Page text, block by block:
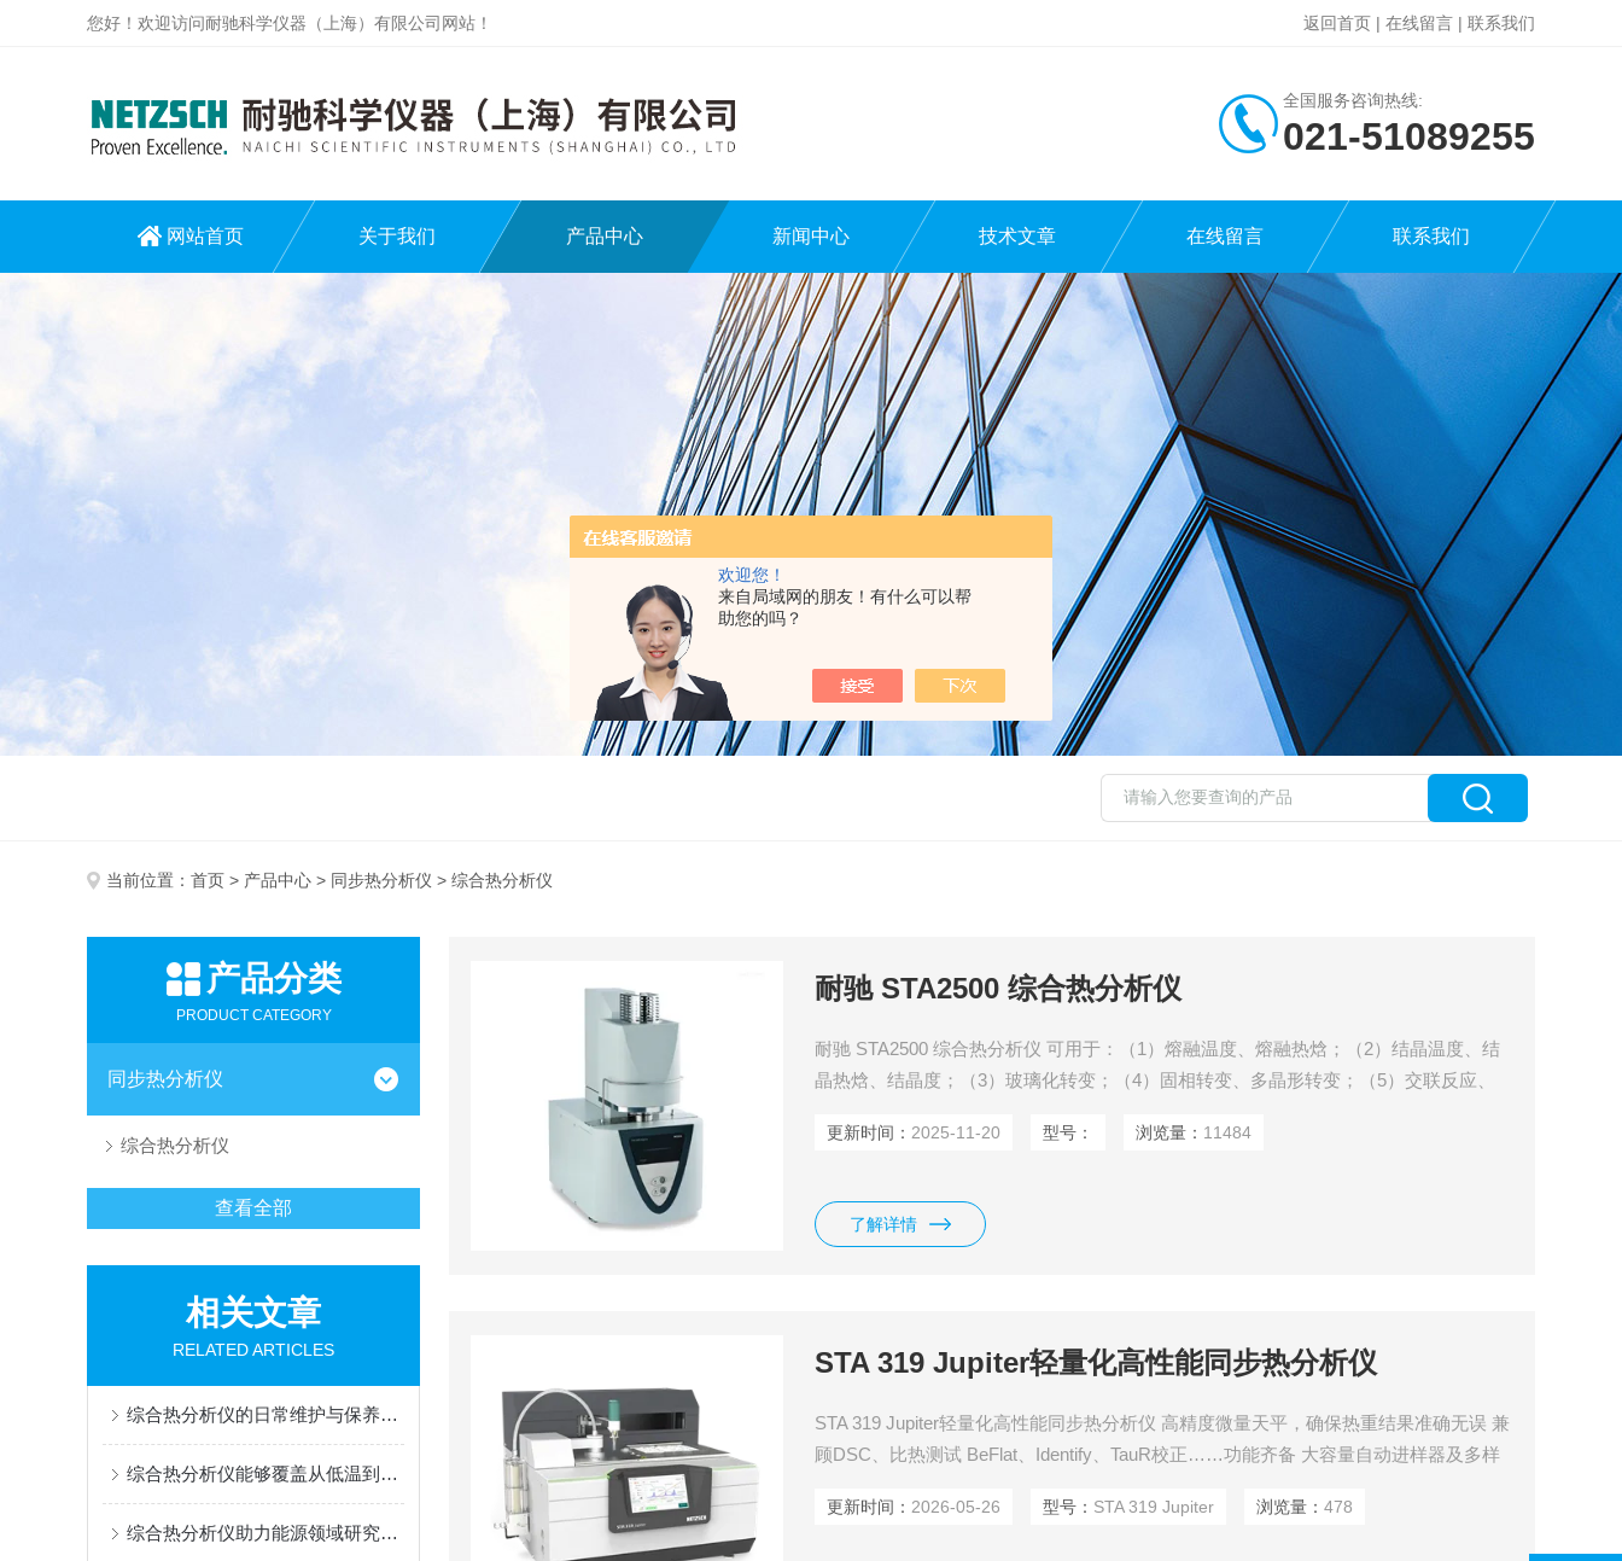
欢迎您！
来自局域网的朋友！有什么可以帮
助您的吗？
您好！欢迎访问耐驰科学仪器（上海）有限公司网站！ 返回首页 | 在线留言 | 联系我们
全国服务咨询热线:
021-51089255
网站首页 关于我们 产品中心 新闻中心 技术文章 在线留言 联系我们
当前位置： 首页 > 产品中心 > 同步热分析仪 > 综合热分析仪
产品分类
PRODUCT CATEGORY
同步热分析仪
综合热分析仪
查看全部
相关文章
RELATED ARTICLES
综合热分析仪的日常维护与保养：传感器、炉体与气氛系统的维护要点
综合热分析仪能够覆盖从低温到高温的宽温度范围
综合热分析仪助力能源领域研究：探索高效能源解决方案
耐驰 STA2500 综合热分析仪
耐驰 STA2500 综合热分析仪 可用于：（1）熔融温度、熔融热焓；（2）结晶温度、结
晶热焓、结晶度；（3）玻璃化转变；（4）固相转变、多晶形转变；（5）交联反应、
原；（9）成分分析；（10）添加剂、水分与挥发物测量；（11）反应动力学。
更新时间： 2025-11-20 型号： 浏览量： 11484
了解详情
STA 319 Jupiter轻量化高性能同步热分析仪
STA 319 Jupiter轻量化高性能同步热分析仪 高精度微量天平，确保热重结果准确无误 兼
顾DSC、比热测试 BeFlat、Identify、TauR校正……功能齐备 大容量自动进样器及多样
更新时间： 2026-05-26 型号： STA 319 Jupiter 浏览量：478